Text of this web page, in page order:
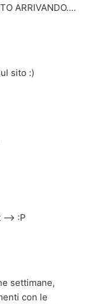
ARRIVANDO....
sito :)
> :P
settimane,
con le